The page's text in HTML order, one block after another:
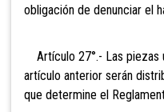
obligación de denunciar el
Artículo 27°.- Las piezas
artículo anterior serán
que determine el